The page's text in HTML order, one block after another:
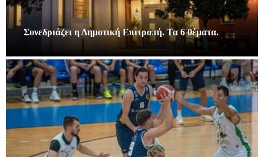
Συνεδριάζει η Δημοτική Επιτροπή. Τα 6 θέματα.